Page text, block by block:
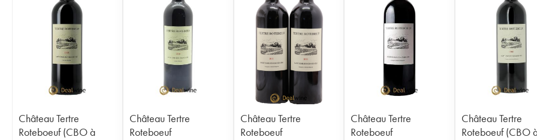
Château Tertre
Roteboeuf (CBO à
Château Tertre
Roteboeuf
Château Tertre
Roteboeuf
Château Tertre
Roteboeuf
Château Tertre
Roteboeuf (CBO